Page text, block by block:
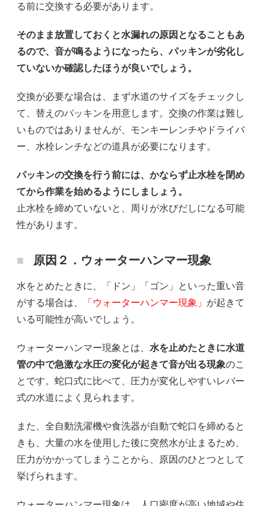
る前に交換する必要があります。
そのまま放置しておくと水漏れの原因となることもあ
るので、音が鳴るようになったら、パッキンが劣化し
ていないか確認したほうが良いでしょう。
交換が必要な場合は、まず水道のサイズをチェックし
て、替えのパッキンを用意します。交換の作業は難し
いものではありませんが、モンキーレンチやドライバ
ー、水栓レンチなどの道具が必要になります。
パッキンの交換を行う前には、かならず止水栓を閉め
てから作業を始めるようにしましょう。
止水栓を締めていないと、周りが水びだしになる可能
性があります。
原因２．ウォーターハンマー現象
水をとめたときに、「ドン」「ゴン」といった重い音
がする場合は、
「ウォーターハンマー現象」 が起きて
いる可能性が高いでしょう。
ウォーターハンマー現象とは、 水を止めたときに水道
管の中で急激な水圧の変化が起きて音が出る現象のこ
とです。蛇口式に比べて、圧力が変化しやすいレバー
式の水道によく見られます。
また、全自動洗濯機や食洗器が自動で蛇口を締めると
きも、大量の水を使用した後に突然水が止まるため、
圧力がかかってしまうことから、原因のひとつとして
挙げられます。